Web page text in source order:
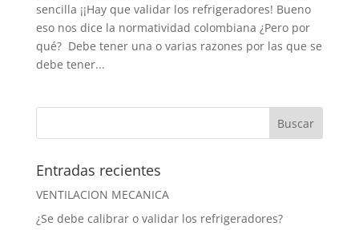
sencilla ¡¡Hay que validar los refrigeradores! Bueno
eso nos dice la normatividad colombiana ¿Pero por
qué? Debe tener una o varias razones por las que se
debe tener...
Entradas recientes
VENTILACION MECANICA
¿Se debe calibrar o validar los refrigeradores?